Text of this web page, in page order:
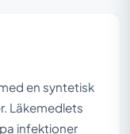
en syntetisk
Läkemedlets
infektioner